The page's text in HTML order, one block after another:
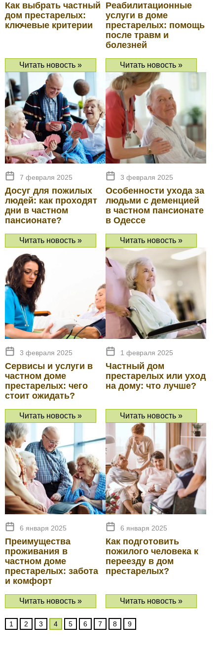
Как выбрать частный
дом престарелых:
ключевые критерии
Читать новость »
Реабилитационные
услуги в доме
престарелых: помощь
после травм и
болезней
Читать новость »
7 февраля 2025
Досуг для пожилых
людей: как проходят
дни в частном
пансионате?
Читать новость »
3 февраля 2025
Особенности ухода за
людьми с деменцией
в частном пансионате
в Одессе
Читать новость »
3 февраля 2025
Сервисы и услуги в
частном доме
престарелых: чего
стоит ожидать?
Читать новость »
1 февраля 2025
Частный дом
престарелых или уход
на дому: что лучше?
Читать новость »
6 января 2025
Преимущества
проживания в
частном доме
престарелых: забота
и комфорт
Читать новость »
6 января 2025
Как подготовить
пожилого человека к
переезду в дом
престарелых?
Читать новость »
Навигация
по
1 2 3 4 5 6 7 8 9